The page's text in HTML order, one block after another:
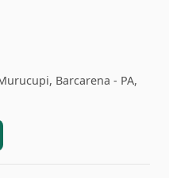
Barcarena - PA,